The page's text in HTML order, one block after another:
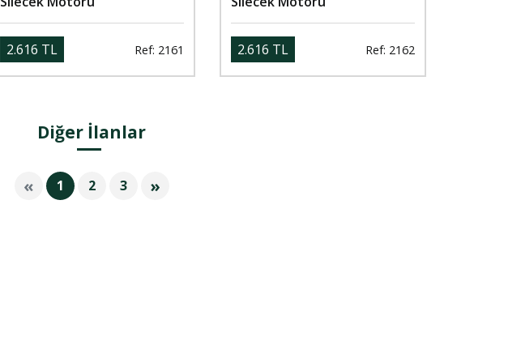
2.616 TL Ref: 2161 2.616 TL Ref: 2162
Diğer İlanlar
« 1 2 3 »